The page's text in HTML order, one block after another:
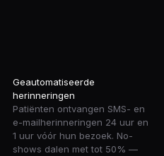
Geautomatiseerde
herinneringen
Patiënten ontvangen SMS- en
e-mailherinneringen 24 uur en
1 uur vóór hun bezoek. No-
shows dalen met tot 50% —